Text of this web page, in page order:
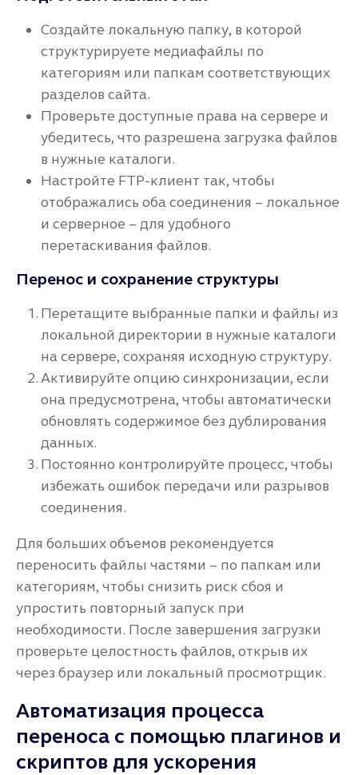
Создайте локальную папку, в которой
структурируете медиафайлы по
категориям или папкам соответствующих
разделов сайта.
Проверьте доступные права на сервере и
убедитесь, что разрешена загрузка файлов
в нужные каталоги.
Настройте FTP-клиент так, чтобы
отображались оба соединения – локальное
и серверное – для удобного
перетаскивания файлов.
Перенос и сохранение структуры
Перетащите выбранные папки и файлы из
локальной директории в нужные каталоги
на сервере, сохраняя исходную структуру.
Активируйте опцию синхронизации, если
она предусмотрена, чтобы автоматически
обновлять содержимое без дублирования
данных.
Постоянно контролируйте процесс, чтобы
избежать ошибок передачи или разрывов
соединения.
Для больших объемов рекомендуется
переносить файлы частями – по папкам или
категориям, чтобы снизить риск сбоя и
упростить повторный запуск при
необходимости. После завершения загрузки
проверьте целостность файлов, открыв их
через браузер или локальный просмотрщик.
Автоматизация процесса
переноса с помощью плагинов и
скриптов для ускорения